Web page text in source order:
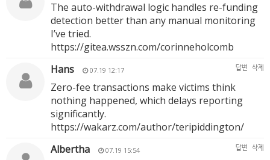
The auto-withdrawal logic handles re-funding
detection better than any manual monitoring
I’ve tried.
https://gitea.wsszn.com/corinneholcomb
Hans
07.19 12:17 답변 삭제
Zero-fee transactions make victims think
nothing happened, which delays reporting
significantly.
https://wakarz.com/author/teripiddington/
Albertha
07.19 15:54 답변 삭제